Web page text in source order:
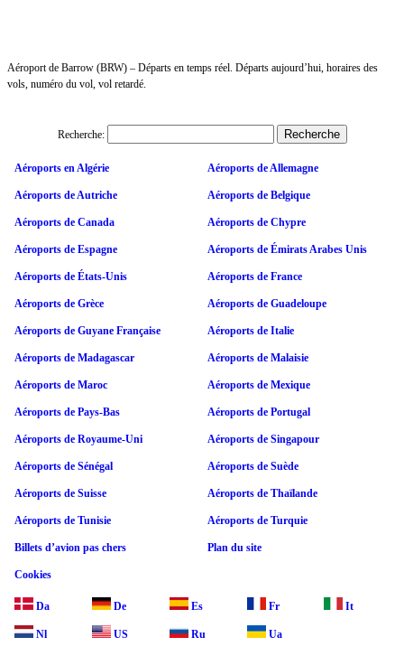
Aéroport de Barrow (BRW) – Départs en temps réel. Départs aujourd’hui, horaires des
vols, numéro du vol, vol retardé.
Recherche:
Aéroports en Algérie Aéroports de Allemagne
Aéroports de Autriche Aéroports de Belgique
Aéroports de Canada Aéroports de Chypre
Aéroports de Espagne Aéroports de Émirats Arabes Unis
Aéroports de États-Unis Aéroports de France
Aéroports de Grèce Aéroports de Guadeloupe
Aéroports de Guyane Française Aéroports de Italie
Aéroports de Madagascar Aéroports de Malaisie
Aéroports de Maroc Aéroports de Mexique
Aéroports de Pays-Bas Aéroports de Portugal
Aéroports de Royaume-Uni Aéroports de Singapour
Aéroports de Sénégal Aéroports de Suède
Aéroports de Suisse Aéroports de Thaïlande
Aéroports de Tunisie Aéroports de Turquie
Billets d’avion pas chers Plan du site
Cookies
Da De Es Fr It
Nl US Ru Ua